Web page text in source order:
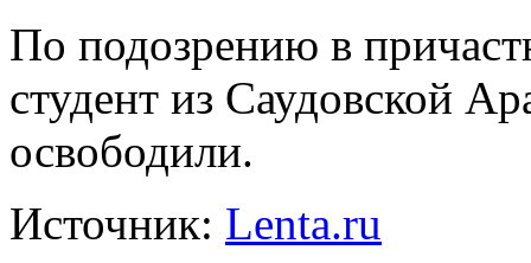
По подозрению в
студент из Саудовской
освободили.
Источник: Lenta.ru